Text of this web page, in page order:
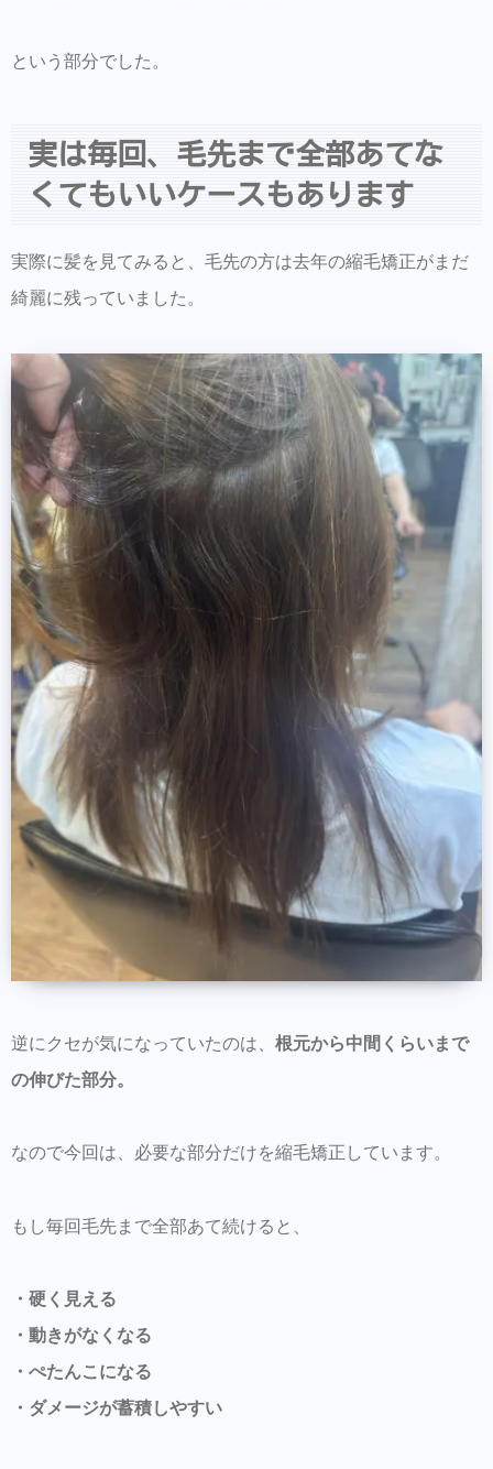
という部分でした。
実は毎回、毛先まで全部あてな
くてもいいケースもあります
実際に髪を見てみると、毛先の方は去年の縮毛矯正がまだ
綺麗に残っていました。
逆にクセが気になっていたのは、 根元から中間くらいまで
の伸びた部分。
なので今回は、必要な部分だけを縮毛矯正しています。
もし毎回毛先まで全部あて続けると、
・硬く見える
・動きがなくなる
・ぺたんこになる
・ダメージが蓄積しやすい